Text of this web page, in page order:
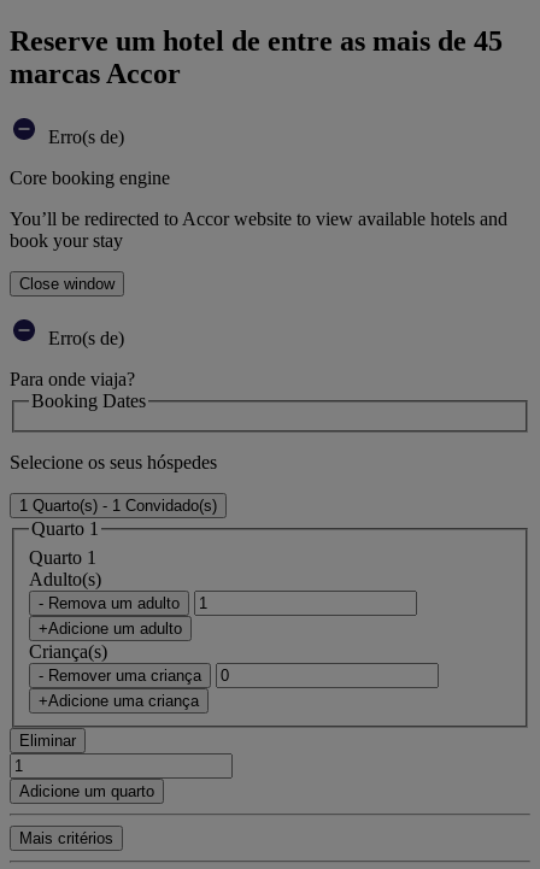
Reserve um hotel de entre as mais de 45
marcas Accor
Erro(s de)
Core booking engine
You’ll be redirected to Accor website to view available hotels and
book your stay
Close window
Erro(s de)
Para onde viaja?
Booking Dates
Selecione os seus hóspedes
1 Quarto(s) - 1 Convidado(s)
Quarto 1
Quarto 1
Adulto(s)
- Remova um adulto
+Adicione um adulto
Criança(s)
- Remover uma criança
+Adicione uma criança
Eliminar
Adicione um quarto
Mais critérios